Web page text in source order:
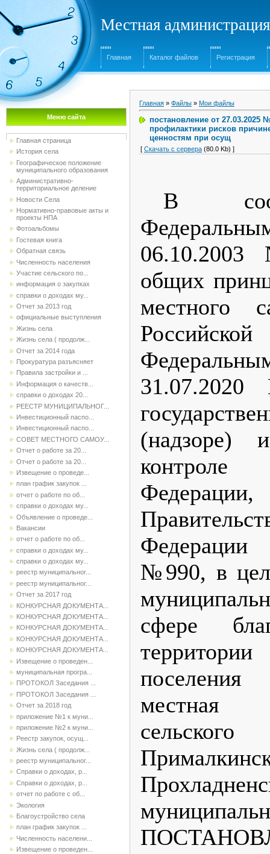
Местная
Главная Каталог файлов Регистрация
Меню сайта
Главная страница
История села
Географическое положение
муниципального образования
Административно-
территориальное деление
Новости Села
Нормативно-правовые акты и
проекты НПА
Фотоальбомы
Гостевая книга
Обратная связь
Численность населения
Участие сельского по...
информация о закупках
справки о доходах му...
Отчет за 2013 год
официальные выступления
Жизнь села
Жизнь села ( продолж...
Отчет за 2014 года
Прокуратура разъясняет
Правила застройки и ...
Информация о качеств...
справки о доходах 20...
РЕЕСТР МУНИЦИПАЛЬНОГ...
Инвестиционный паспо...
Инвестиционный паспо...
СОВЕТ МЕСТНОГО САМОУ...
Отчет о работе за 20...
Отчет о работе за 20...
Извещение о проведе...
план график закупок ...
отчет о работе по об...
справки о доходах му...
Объявление о проведе...
Вакансии
отчет о работе по об...
справки о доходах му...
справки о доходах му...
реестр муниципальног...
реестр муниципальног...
Отчет за 2017 год
КОНКУРСНАЯ ДОКУМЕНТА...
КОНКУРСНАЯ ДОКУМЕНТА...
КОНКУРСНАЯ ДОКУМЕНТА...
КОНКУРСНАЯ ДОКУМЕНТА...
КОНКУРСНАЯ ДОКУМЕНТА...
Извещение о проведен...
муниципальная програ...
ПРОТОКОЛ Заседания ...
ПРОТОКОЛ Заседания ...
Отчет за 2018 год
приложение №1 к муни...
приложение №2 к муни...
Реестр закупок, осущ...
Жизнь села ( продолж...
реестр муниципальног...
Справки о доходах, р...
Справки о доходах, р...
отчет по работе с об...
Экология
Благоустройство села
план график закупок ...
Численность населени...
Извещение о проведен...
Главная » Файлы » Мои файлы
постановление от
профилактики рисков
ценностям при осущ
[ Скачать с сервера (80.0 Kb) ]
В
общих
местного
(надзоре)
№990, в
сфере
поселения
местная